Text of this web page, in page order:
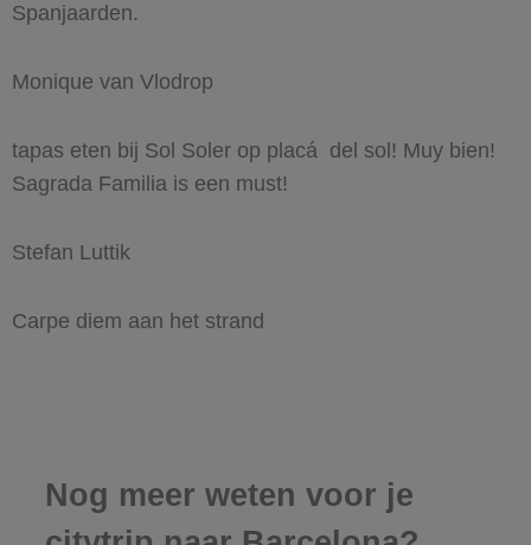
Spanjaarden.
Monique van Vlodrop
tapas eten bij Sol Soler op placá del sol! Muy bien!
Sagrada Familia is een must!
Stefan Luttik
Carpe diem aan het strand
Nog meer weten voor je